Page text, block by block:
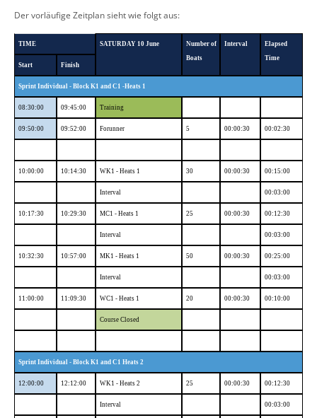
Der vorläufige Zeitplan sieht wie folgt aus:
TIME SATURDAY 10 June
Number of
Boats
Interval
Elapsed
Time
Start
Finish
Sprint Individual - Block K1 and C1 -Heats 1
08:30:00 09:45:00 Training
09:50:00 09:52:00 Forunner 5 00:00:30 00:02:30
10:00:00 10:14:30 WK1 - Heats 1 30 00:00:30 00:15:00
Interval 00:03:00
10:17:30 10:29:30 MC1 - Heats 1 25 00:00:30 00:12:30
Interval 00:03:00
10:32:30 10:57:00 MK1 - Heats 1 50 00:00:30 00:25:00
Interval 00:03:00
11:00:00 11:09:30 WC1 - Heats 1 20 00:00:30 00:10:00
Course Closed
Sprint Individual - Block K1 and C1 Heats 2
12:00:00 12:12:00 WK1 - Heats 2 25 00:00:30 00:12:30
Interval 00:03:00